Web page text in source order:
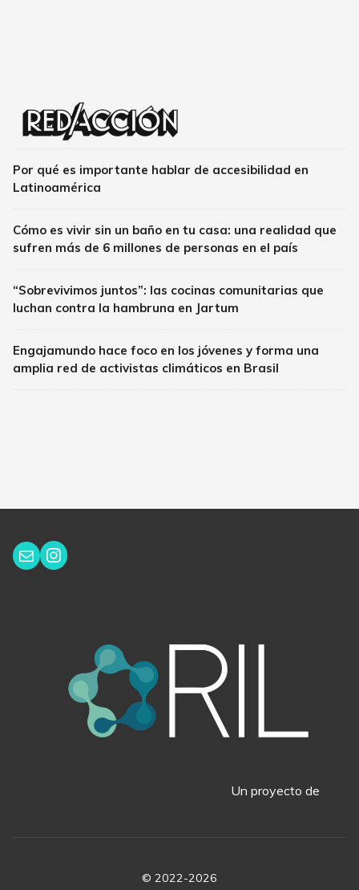
Por qué es importante hablar de accesibilidad en
Latinoamérica
Cómo es vivir sin un baño en tu casa: una realidad que
sufren más de 6 millones de personas en el país
“Sobrevivimos juntos”: las cocinas comunitarias que
luchan contra la hambruna en Jartum
Engajamundo hace foco en los jóvenes y forma una
amplia red de activistas climáticos en Brasil
Correo electrónico
Instagram
Un proyecto de
© 2022-2026